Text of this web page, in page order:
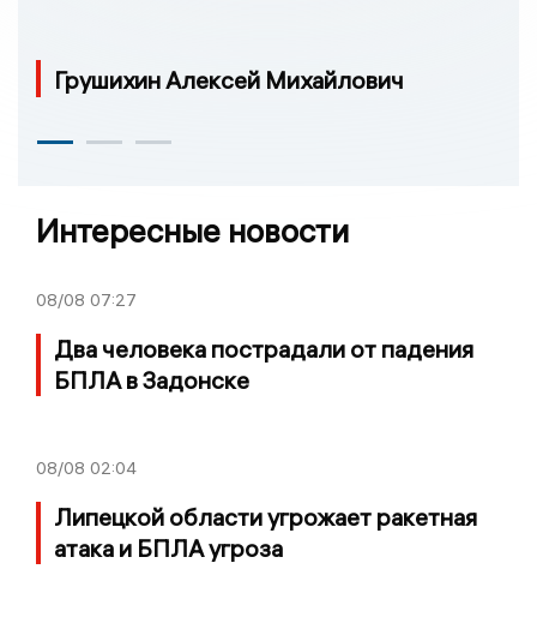
Грушихин Алексей Михайлович
Интересные новости
08/08 07:27
Два человека пострадали от падения
БПЛА в Задонске
08/08 02:04
Липецкой области угрожает ракетная
атака и БПЛА угроза